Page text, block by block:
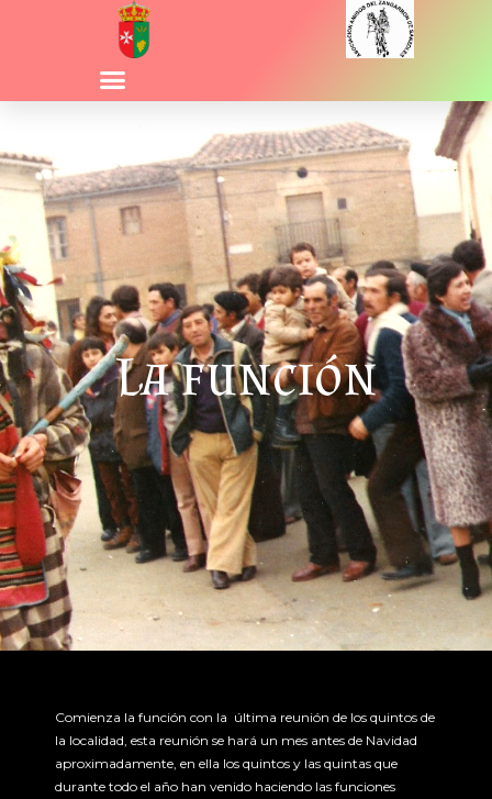
La función
Comienza la función con la última reunión de los quintos de
la localidad, esta reunión se hará un mes antes de Navidad
aproximadamente, en ella los quintos y las quintas que
durante todo el año han venido haciendo las funciones